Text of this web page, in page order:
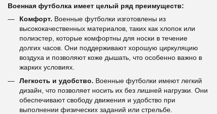
Военная футболка имеет целый ряд преимуществ:
Комфорт. Военные футболки изготовлены из
высококачественных материалов, таких как хлопок или
полиэстер, которые комфортны для носки в течение
долгих часов. Они поддерживают хорошую циркуляцию
воздуха и позволяют коже дышать, что особенно важно в
жарких условиях.
Легкость и удобство. Военные футболки имеют легкий
дизайн, что позволяет носить их без лишней нагрузки. Они
обеспечивают свободу движения и удобство при
выполнении физических заданий или стрельбе.